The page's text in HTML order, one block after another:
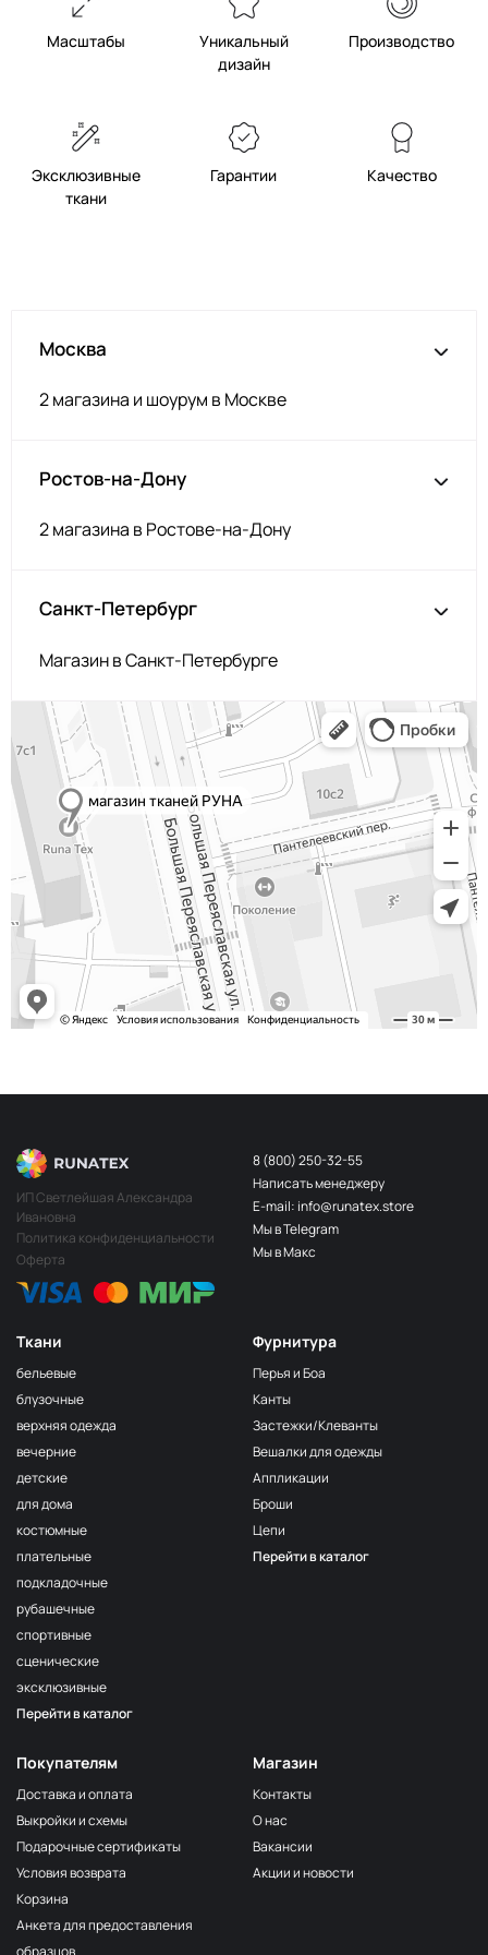
Масштабы
Уникальный
дизайн
Производство
Эксклюзивные
ткани
Гарантии Качество
Москва
2 магазина и шоурум в Москве
Ростов-на-Дону
2 магазина в Ростове-на-Дону
Санкт-Петербург
Магазин в Санкт-Петербурге
Ткани
бельевые
блузочные
верхняя одежда
вечерние
детские
для дома
костюмные
плательные
подкладочные
рубашечные
спортивные
сценические
эксклюзивные
Перейти в каталог
Фурнитура
Перья и Боа
Канты
Застежки/Клеванты
Вешалки для одежды
Аппликации
Броши
Цепи
Перейти в каталог
Покупателям
Доставка и оплата
Выкройки и схемы
Подарочные сертификаты
Условия возврата
Корзина
Анкета для предоставления
образцов
Магазин
Контакты
О нас
Вакансии
Акции и новости
ИП Светлейшая Александра
Ивановна
Политика конфиденциальности
Оферта
8 (800) 250-32-55
Написать менеджеру
E-mail: info@runatex.store
Мы в Telegram
Мы в Макс